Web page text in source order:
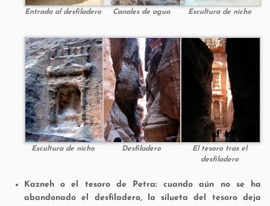
Entrada al desfiladero Canales de agua Escultura de nicho
Escultura de nicho Desfiladero
El tesoro tras el
desfiladero
Kazneh o el tesoro de Petra: cuando aún no se ha
abandonado el desfiladero, la silueta del tesoro deja